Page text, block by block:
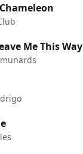
Me This